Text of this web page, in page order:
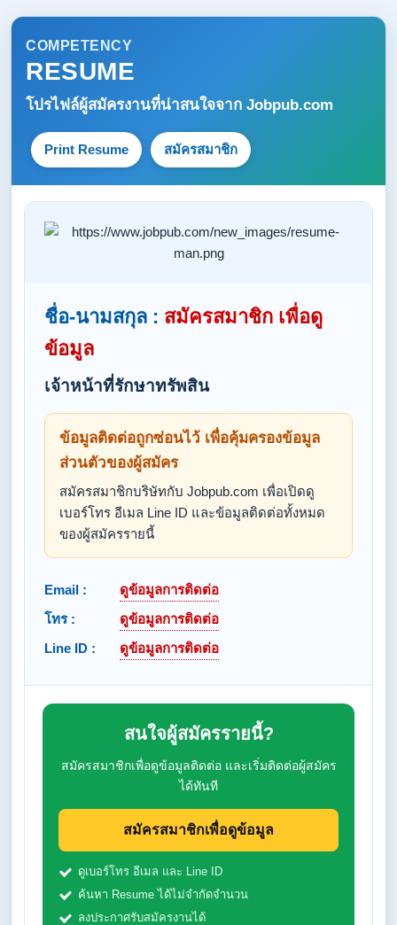
COMPETENCY
RESUME
โปรไฟล์ผู้สมัครงานที่น่าสนใจจาก Jobpub.com
Print Resume สมัครสมาชิก
ชื่อ-นามสกุล : สมัครสมาชิก เพื่อดู
ข้อมูล
เจ้าหน้าที่รักษาทรัพสิน
ข้อมูลติดต่อถูกซ่อนไว้ เพื่อคุ้มครองข้อมูล
ส่วนตัวของผู้สมัคร
สมัครสมาชิกบริษัทกับ Jobpub.com เพื่อเปิดดู
เบอร์โทร อีเมล Line ID และข้อมูลติดต่อทั้งหมด
ของผู้สมัครรายนี้
Email :
ดูข้อมูลการติดต่อ
โทร :
ดูข้อมูลการติดต่อ
Line ID :
ดูข้อมูลการติดต่อ
สนใจผู้สมัครรายนี้?
สมัครสมาชิกเพื่อดูข้อมูลติดต่อ และเริ่มติดต่อผู้สมัคร
ได้ทันที
สมัครสมาชิกเพื่อดูข้อมูล
ดูเบอร์โทร อีเมล และ Line ID
ค้นหา Resume ได้ไม่จำกัดจำนวน
ลงประกาศรับสมัครงานได้